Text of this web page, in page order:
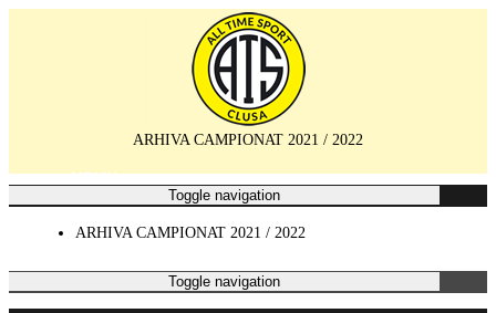
ARHIVA CAMPIONAT 2021 / 2022
Toggle navigation
MENIU
ARHIVA CAMPIONAT 2021 / 2022
Toggle navigation